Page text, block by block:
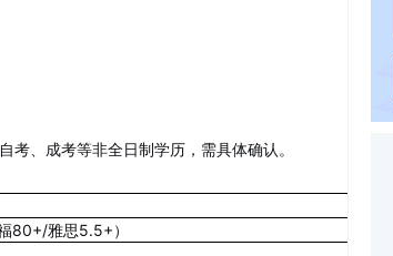
、成考等非全日制学历，需具体确认。
80+/雅思5.5+）